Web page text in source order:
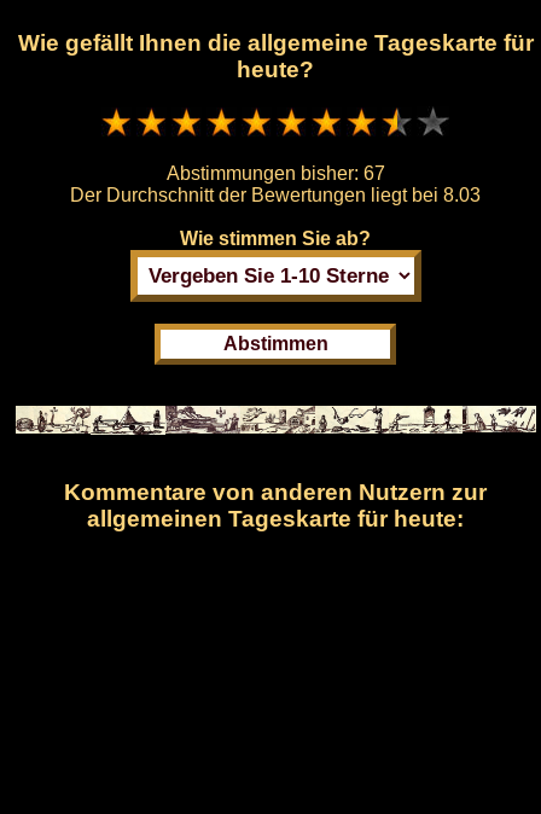
Wie gefällt Ihnen die allgemeine Tageskarte für
heute?
Abstimmungen bisher: 67
Der Durchschnitt der Bewertungen liegt bei 8.03
Wie stimmen Sie ab?
Kommentare von anderen Nutzern zur
allgemeinen Tageskarte für heute: